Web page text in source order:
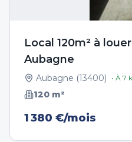
Local 120m² à
Aubagne
Aubagne (13400) • À 7
120 m²
1 380 €/mois